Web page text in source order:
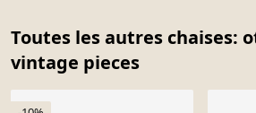
Toutes les autres chaises:
vintage pieces